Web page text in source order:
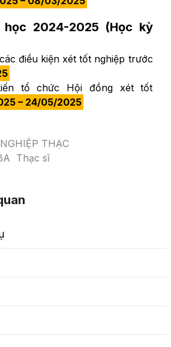
2024-2025 (Học kỳ
điều kiện xét tốt nghiệp trước
tổ chức Hội đồng xét tốt
– 24/05/2025
THẠC
Thạc sĩ